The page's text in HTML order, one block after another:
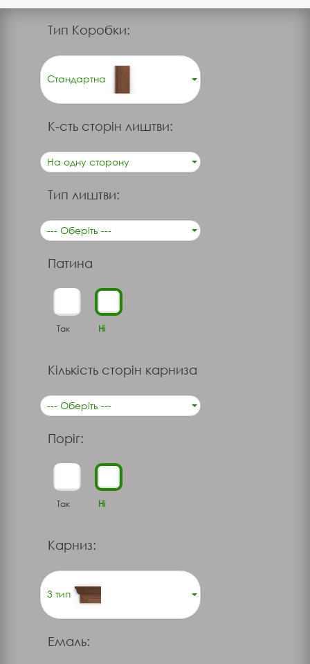
Тип Коробки:
Стандартна
К-сть сторін лиштви:
На одну сторону
Тип лиштви:
--- Оберіть ---
Патина
Так Ні
Кількість сторін карниза
--- Оберіть ---
Поріг:
Так Ні
Карниз:
3 тип
Емаль: